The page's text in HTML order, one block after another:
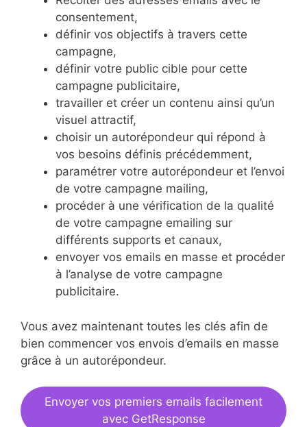
consentement,
définir vos objectifs à travers cette
campagne,
définir votre public cible pour cette
campagne publicitaire,
travailler et créer un contenu ainsi qu’un
visuel attractif,
choisir un autorépondeur qui répond à
vos besoins définis précédemment,
paramétrer votre autorépondeur et l’envoi
de votre campagne mailing,
procéder à une vérification de la qualité
de votre campagne emailing sur
différents supports et canaux,
envoyer vos emails en masse et procéder
à l’analyse de votre campagne
publicitaire.
Vous avez maintenant toutes les clés afin de
bien commencer vos envois d’emails en masse
grâce à un autorépondeur.
Envoyer vos premiers emails facilement
avec GetResponse